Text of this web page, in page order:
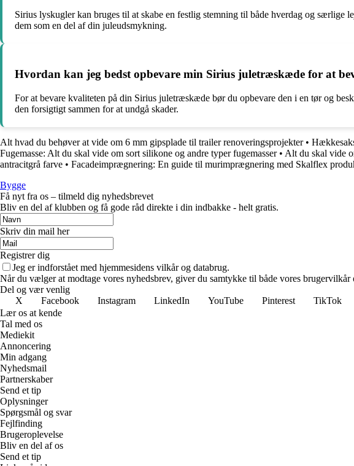
Sirius lyskugler kan bruges til at skabe en festlig stemning til både hverdag og
dem som en del af din juleudsmykning.
Hvordan kan jeg bedst opbevare min Sirius juletræskæde for at
For at bevare kvaliteten på din Sirius juletræskæde bør du opbevare den i en tør og
den forsigtigt sammen for at undgå skader.
Alt hvad du behøver at vide om 6 mm gipsplade til trailer renoveringsprojekter•
Fugemasse: Alt du skal vide om sort silikone og andre typer fugemasser• Alt du skal vide
antracitgrå farve • Facadeimprægnering: En guide til murimprægnering med Skalflex
Bygge
Få nyt fra os – tilmeld dig nyhedsbrevet
Bliv en del af klubben og få gode råd direkte i din indbakke - helt gratis.
Skriv din mail her
Registrer dig
Jeg er indforstået med hjemmesidens vilkår og databrug.
Når du vælger at modtage vores nyhedsbrev, giver du samtykke til både vores
Del og vær venlig
X
Facebook Instagram LinkedIn YouTube Pinterest TikTok
Lær os at kende
Tal med os
Mediekit
Annoncering
Min adgang
Nyhedsmail
Partnerskaber
Send et tip
Oplysninger
Spørgsmål og svar
Fejlfinding
Brugeroplevelse
Bliv en del af os
Send et tip